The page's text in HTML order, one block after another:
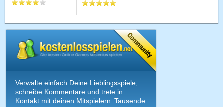
Verwalte einfach Deine Lieblingsspiele,
schreibe Kommentare und trete in
Kontakt mit deinen Mitspielern. Tausende